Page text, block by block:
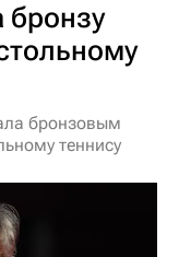
бронзовым
теннису